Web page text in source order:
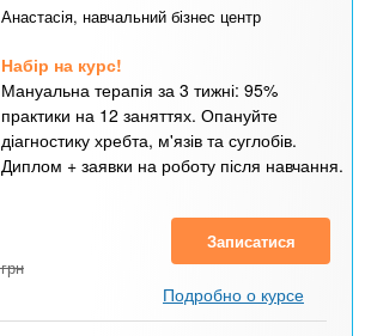
Анастасія, навчальний бізнес центр
Набір на курс!
Мануальна терапія за 3 тижні: 95%
практики на 12 заняттях. Опануйте
діагностику хребта, м'язів та суглобів.
Диплом + заявки на роботу після навчання.
грн
Записатися
Подробно о курсе